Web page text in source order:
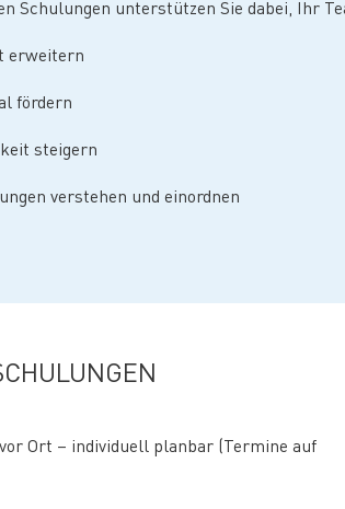
Schulungen unterstützen Sie dabei, Ihr
erweitern
fördern
steigern
verstehen und einordnen
Ort – individuell planbar (Termine auf